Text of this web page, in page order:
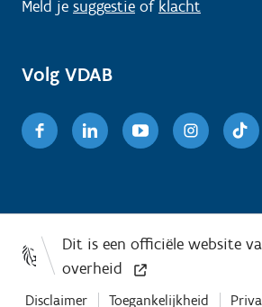
Meld je suggestie of klacht
Volg VDAB
FacebookLinkedinYoutube
Disclaimer Toegankelijkheid